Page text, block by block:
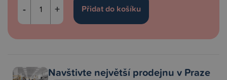
- +
Navštivte největší prodejnu v Praze